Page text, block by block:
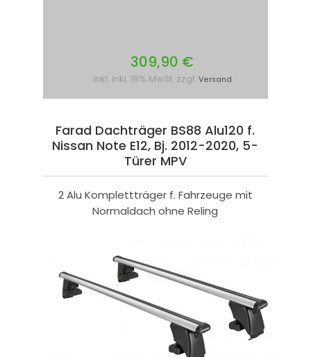
309,90 €
inkl. inkl. 19% MwSt. zzgl. Versand
Farad Dachträger BS88 Alu120 f.
Nissan Note E12, Bj. 2012-2020, 5-
Türer MPV
2 Alu Komplettträger f. Fahrzeuge mit
Normaldach ohne Reling